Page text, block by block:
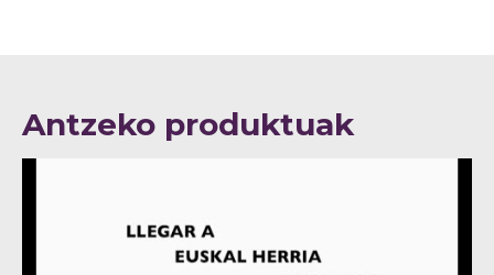
Antzeko produktuak